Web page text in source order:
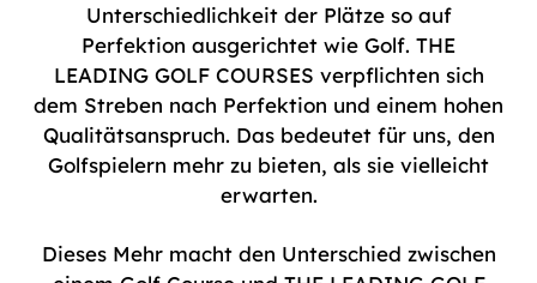
Unterschiedlichkeit der Plätze so auf
Perfektion ausgerichtet wie Golf. THE
LEADING GOLF COURSES verpflichten sich
dem Streben nach Perfektion und einem hohen
Qualitätsanspruch. Das bedeutet für uns, den
Golfspielern mehr zu bieten, als sie vielleicht
erwarten.
Dieses Mehr macht den Unterschied zwischen